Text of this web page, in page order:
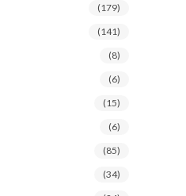
(179)
(141)
(8)
(6)
(15)
(6)
(85)
(34)